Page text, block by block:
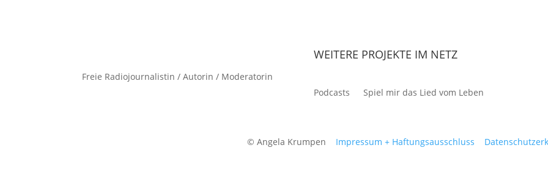
Freie Radiojournalistin / Autorin / Moderatorin
WEITERE PROJEKTE IM NETZ
Podcasts Spiel mir das Lied vom Leben
© Angela Krumpen Impressum + Haftungsausschluss